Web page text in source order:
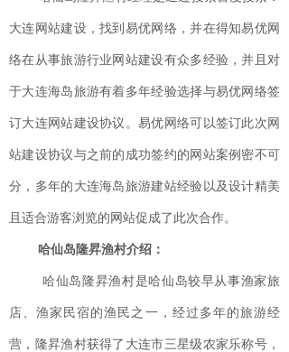
大连网站建设，找到易优网络，并在得知易优网
络在从事旅游行业网站建设有众多经验，并且对
于大连海岛旅游有着多年经验选择与易优网络签
订大连网站建设协议。易优网络可以签订此次网
站建设协议与之前的成功签约的网站案例密不可
分，多年的大连海岛旅游建站经验以及设计精美
且适合游客浏览的网站促成了此次合作。
哈仙岛隆昇渔村介绍：
哈仙岛隆昇渔村是哈仙岛较早从事渔家旅
店、渔家民宿的渔民之一，经过多年的旅游经
营，隆昇渔村获得了大连市三星级农家乐称号，